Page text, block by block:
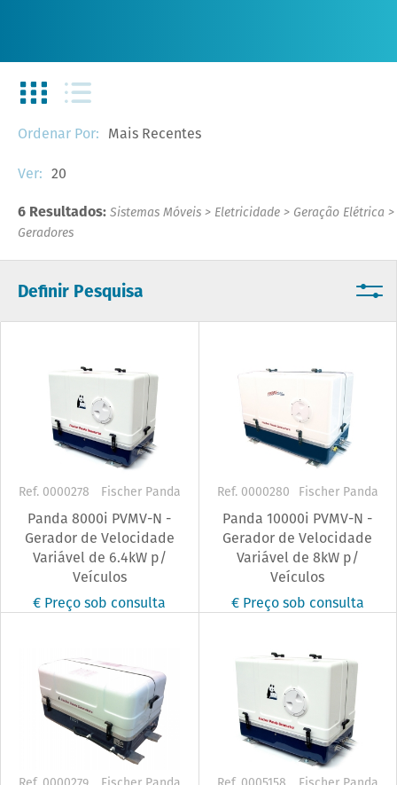
Definir Pesquisa
Ordenar Por: Mais Recentes
Ver: 20
6 Resultados: Sistemas Móveis > Eletricidade > Geração Elétrica >
Geradores
Ref. 0000278 Fischer Panda
Panda 8000i PVMV-N -
Gerador de Velocidade
Variável de 6.4kW p/
Veículos
€ Preço sob consulta
Ref. 0000280 Fischer Panda
Panda 10000i PVMV-N -
Gerador de Velocidade
Variável de 8kW p/
Veículos
€ Preço sob consulta